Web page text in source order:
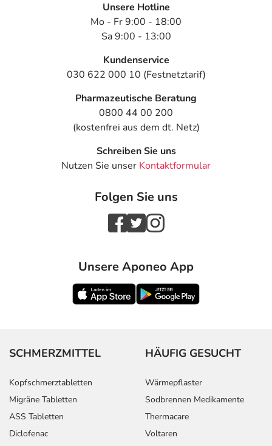
Unsere Hotline
Mo - Fr 9:00 - 18:00
Sa 9:00 - 13:00
Kundenservice
030 622 000 10 (Festnetztarif)
Pharmazeutische Beratung
0800 44 00 200
(kostenfrei aus dem dt. Netz)
Schreiben Sie uns
Nutzen Sie unser Kontaktformular
Folgen Sie uns
Unsere Aponeo App
SCHMERZMITTEL
Kopfschmerztabletten
Migräne Tabletten
ASS Tabletten
Diclofenac
HÄUFIG GESUCHT
Wärmepflaster
Sodbrennen Medikamente
Thermacare
Voltaren